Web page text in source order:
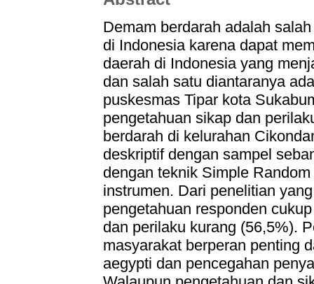
Demam berdarah adalah
di Indonesia karena dapat
daerah di Indonesia yang
dan salah satu diantaranya
puskesmas Tipar kota
pengetahuan sikap dan
berdarah di kelurahan
deskriptif dengan sampel
dengan teknik Simple
instrumen. Dari penelitian
pengetahuan responden
dan perilaku kurang (56,5%).
masyarakat berperan penting
aegypti dan pencegahan